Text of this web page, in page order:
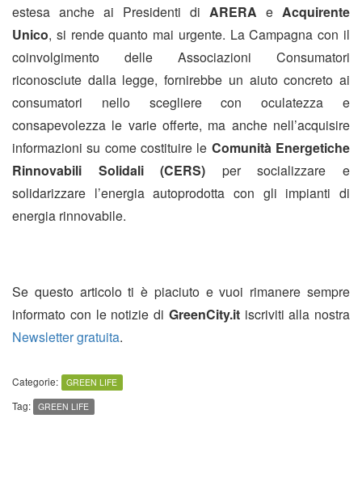
estesa anche ai Presidenti di ARERA e Acquirente
Unico, si rende quanto mai urgente. La Campagna con il
coinvolgimento delle Associazioni Consumatori
riconosciute dalla legge, fornirebbe un aiuto concreto ai
consumatori nello scegliere con oculatezza e
consapevolezza le varie offerte, ma anche nell’acquisire
informazioni su come costituire le Comunità Energetiche
Rinnovabili Solidali (CERS) per socializzare e
solidarizzare l’energia autoprodotta con gli impianti di
energia rinnovabile.
Se questo articolo ti è piaciuto e vuoi rimanere sempre
informato con le notizie di GreenCity.itiscriviti alla nostra
Newsletter gratuita.
Categorie: GREEN LIFE
Tag: GREEN LIFE